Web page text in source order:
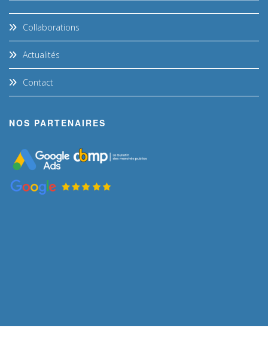
Collaborations
Actualités
Contact
NOS PARTENAIRES